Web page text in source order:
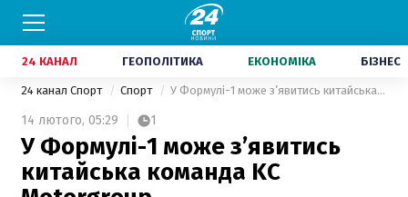
24 КАНАЛ ГЕОПОЛІТИКА ЕКОНОМІКА БІЗНЕС
24 канал Спорт Спорт У Формулі-1 може з’явитись китайська команда KC Motorgroup
14 лютого, 05:29 1
У Формулі-1 може з’явитись
китайська команда KC